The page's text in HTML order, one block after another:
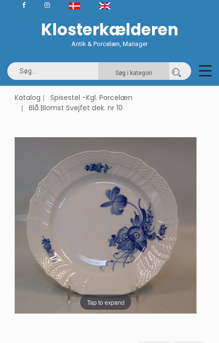
Klosterkælderen
Antik & Porcelæn, Mariager
Søg i kategori
Katalog
Spisestel -Kgl. Porcelæn
Blå Blomst Svejfet dek. nr 10
Tap to expand